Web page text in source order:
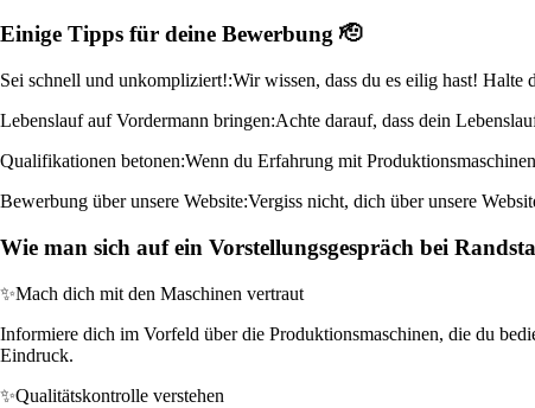
Einige Tipps für deine Bewerbung 🫡
Sei schnell und unkompliziert!:Wir wissen, dass du es eilig hast!
Lebenslauf auf Vordermann bringen:Achte darauf, dass dein
Qualifikationen betonen:Wenn du Erfahrung mit
Bewerbung über unsere Website:Vergiss nicht, dich über unsere
Wie man sich auf ein Vorstellungsgespräch bei
✨Mach dich mit den Maschinen vertraut
Informiere dich im Vorfeld über die Produktionsmaschinen, die du
Eindruck.
✨Qualitätskontrolle verstehen